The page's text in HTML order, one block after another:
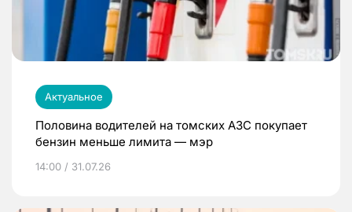
Актуальное
Половина водителей на томских АЗС покупает
бензин меньше лимита — мэр
14:00 / 31.07.26